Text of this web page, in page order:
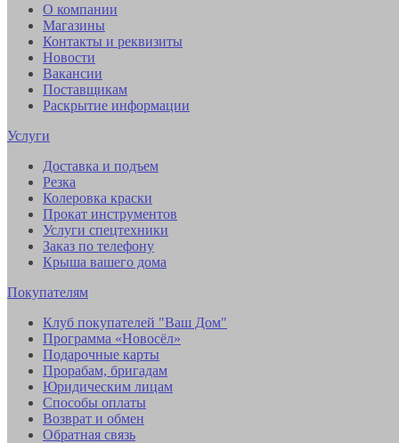
О компании
Магазины
Контакты и реквизиты
Новости
Вакансии
Поставщикам
Раскрытие информации
Услуги
Доставка и подъем
Резка
Колеровка краски
Прокат инструментов
Услуги спецтехники
Заказ по телефону
Крыша вашего дома
Покупателям
Клуб покупателей "Ваш Дом"
Программа «Новосёл»
Подарочные карты
Прорабам, бригадам
Юридическим лицам
Способы оплаты
Возврат и обмен
Обратная связь